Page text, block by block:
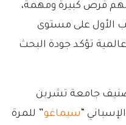
فرص كبيرة ومهمة،
الأول على مستوى
تؤكد جودة البحث
جامعة تشربن
“سيماغو” للمرة